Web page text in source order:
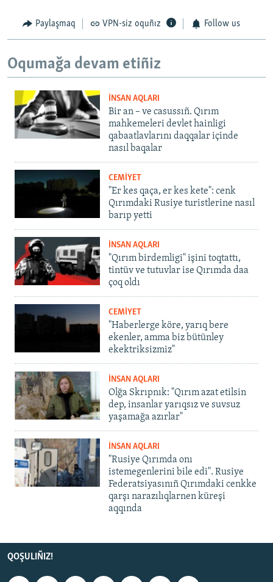
Paylaşmaq VPN-siz oquñız Follow us
Oqumağa devam etiñiz
İNSAN AQLARI
Bir an – ve casussıñ. Qırım
mahkemeleri devlet hainligi
qabaatlavlarını daqqalar içinde
nasıl baqalar
CEMİYET
"Er kes qaça, er kes kete": cenk
Qırımdaki Rusiye turistlerine nasıl
barıp yetti
İNSAN AQLARI
"Qırım birdemligi" işini toqtattı,
tintüv ve tutuvlar ise Qırımda daa
çoq oldı
CEMİYET
"Haberlerge köre, yarıq bere
ekenler, amma biz bütünley
ekektriksizmiz"
İNSAN AQLARI
Olğa Skrıpnık: "Qırım azat etilsin
dep, insanlar yarıqsız ve suvsuz
yaşamağa azırlar"
İNSAN AQLARI
"Rusiye Qırımda onı
istemegenlerini bile edi". Rusiye
Federatsiyasınıñ Qırımdaki cenkke
qarşı narazılıqlarnen küreşi
aqqında
QOŞULIÑIZ!